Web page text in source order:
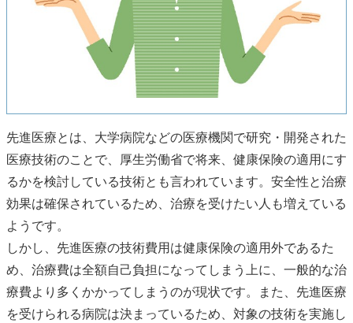
先進医療とは、大学病院などの医療機関で研究・開発された
医療技術のことで、厚生労働省で将来、健康保険の適用にす
るかを検討している技術とも言われています。安全性と治療
効果は確保されているため、治療を受けたい人も増えている
ようです。
しかし、先進医療の技術費用は健康保険の適用外であるた
め、治療費は全額自己負担になってしまう上に、一般的な治
療費より多くかかってしまうのが現状です。また、先進医療
を受けられる病院は決まっているため、対象の技術を実施し